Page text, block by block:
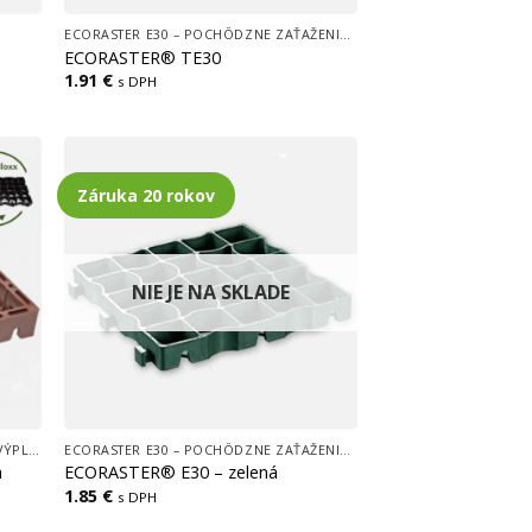
ECORASTER E30 – POCHÔDZNE ZAŤAŽENIE (CHODNÍKY)
ECORASTER® TE30
1.91 € s DPH
Záruka 20 rokov
NIE JE NA SKLADE
ECORASTER® E30 – zelená
1.85 € s DPH